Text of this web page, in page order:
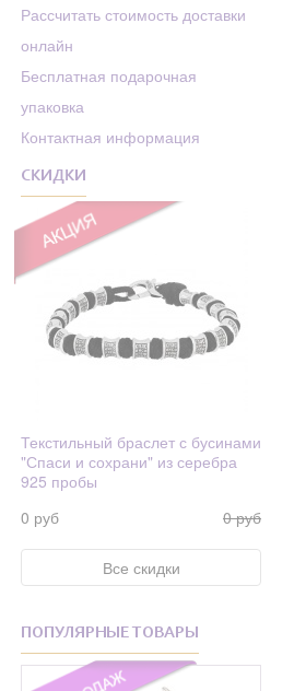
Родолит
Рубин
Сапфир
Сапфир Фианит
Swarovski
Сапфиры
Стекло
Стразы
Танзанит
Текстиль
Топаз
Фианит
Фианит Swarovski
Хризолит
Циркон
Алексей
Алексий (Алексей)
Алиса
Амос
Анастасий
Анастасия
Анатолий
Ангел Хранитель
Анжелика)
Андрей
Антон, Антоний
Антоний
Рассчитать стоимость доставки
онлайн
Бесплатная подарочная
упаковка
Контактная информация
СКИДКИ
Текстильный браслет с бусинами
"Спаси и сохрани" из серебра
925 пробы
0 руб
0 руб
Все скидки
ПОПУЛЯРНЫЕ ТОВАРЫ